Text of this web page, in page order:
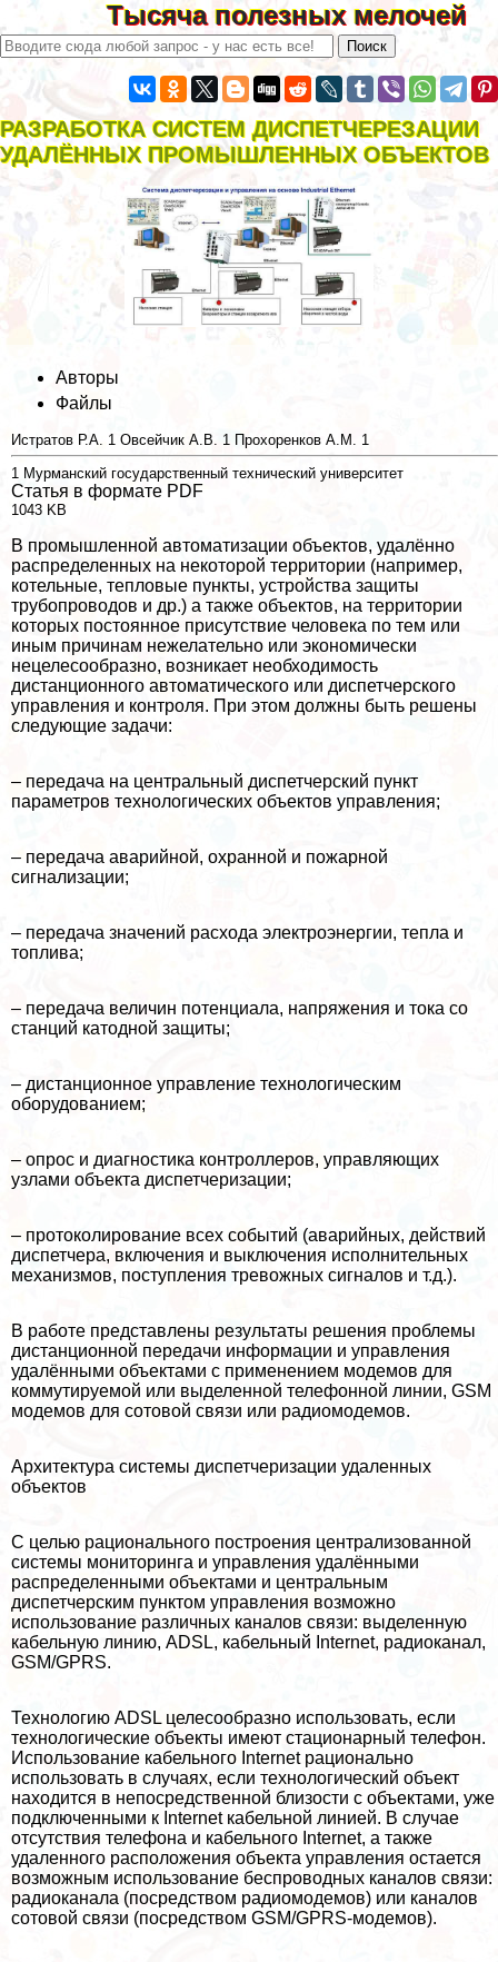
Тысяча полезных мелочей
РАЗРАБОТКА СИСТЕМ ДИСПЕТЧЕРЕЗАЦИИ
УДАЛЁННЫХ ПРОМЫШЛЕННЫХ ОБЪЕКТОВ
Авторы
Файлы
Истратов Р.А. 1 Овсейчик А.В. 1 Прохоренков А.М. 1
1 Мурманский государственный технический университет
Статья в формате PDF
1043 KB
В промышленной автоматизации объектов, удалённо
распределенных на некоторой территории (например,
котельные, тепловые пункты, устройства защиты
трубопроводов и др.) а также объектов, на территории
которых постоянное присутствие человека по тем или
иным причинам нежелательно или экономически
нецелесообразно, возникает необходимость
дистанционного автоматического или диспетчерского
управления и контроля. При этом должны быть решены
следующие задачи:
– передача на центральный диспетчерский пункт
параметров технологических объектов управления;
– передача аварийной, охранной и пожарной
сигнализации;
– передача значений расхода электроэнергии, тепла и
топлива;
– передача величин потенциала, напряжения и тока со
станций катодной защиты;
– дистанционное управление технологическим
оборудованием;
– опрос и диагностика контроллеров, управляющих
узлами объекта диспетчеризации;
– протоколирование всех событий (аварийных, действий
диспетчера, включения и выключения исполнительных
механизмов, поступления тревожных сигналов и т.д.).
В работе представлены результаты решения проблемы
дистанционной передачи информации и управления
удалёнными объектами с применением модемов для
коммутируемой или выделенной телефонной линии, GSM
модемов для сотовой связи или радиомодемов.
Архитектура системы диспетчеризации удаленных
объектов
С целью рационального построения централизованной
системы мониторинга и управления удалёнными
распределенными объектами и центральным
диспетчерским пунктом управления возможно
использование различных каналов связи: выделенную
кабельную линию, ADSL, кабельный Internet, радиоканал,
GSM/GPRS.
Технологию ADSL целесообразно использовать, если
технологические объекты имеют стационарный телефон.
Использование кабельного Internet рационально
использовать в случаях, если технологический объект
находится в непосредственной близости с объектами, уже
подключенными к Internet кабельной линией. В случае
отсутствия телефона и кабельного Internet, а также
удаленного расположения объекта управления остается
возможным использование беспроводных каналов связи:
радиоканала (посредством радиомодемов) или каналов
сотовой связи (посредством GSM/GPRS-модемов).